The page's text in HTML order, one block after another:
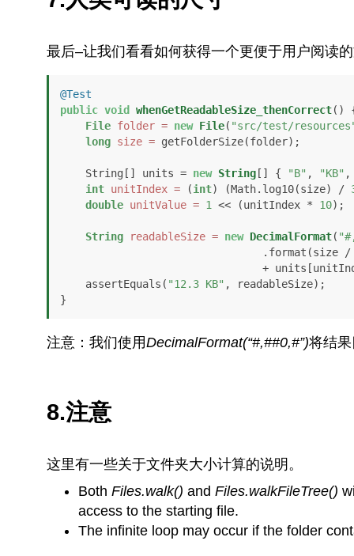
最后–让我们看看如何获得一个更便于用户阅读
@Test
public void whenGetReadableSize_thenCorrect()
File folder = new File( "src/test/
long size = getFolderSize(folder);
    String[] units =
new String[] { "B" , "KB"
int unitIndex = (int) (Math.log10(size) /
double unitValue = 1 << (unitIndex * 10);
String readableSize = new DecimalFormat(
    assertEquals(
"12.3 KB" , readableSize);
}
注意：我们使用DecimalFormat(“#,##0,#”)将结
8.注意
这里有一些关于文件夹大小计算的说明。
Both Files.walk() and Files.walkFileTree()
access to the starting file.
The infinite loop may occur if the folder